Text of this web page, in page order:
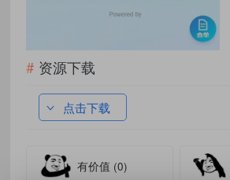
资源下载
点击下载
有价值 (0)